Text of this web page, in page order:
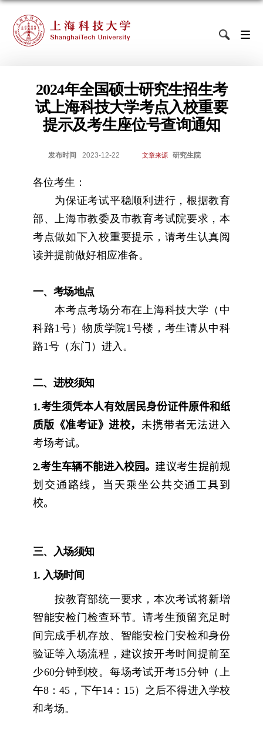
2024年全国硕士研究生招生考
试上海科技大学考点入校重要
提示及考生座位号查询通知
发布时间 2023-12-22 文章来源 研究生院
各位考生：
为保证考试平稳顺利进行，根据教育
部、上海市教委及市教育考试院要求，本
考点做如下入校重要提示，请考生认真阅
读并提前做好相应准备。
一、考场地点
本考点考场分布在上海科技大学（中
科路1号）物质学院1号楼，考生请从中科
路1号（东门）进入。
二、进校须知
1.考生须凭本人有效居民身份证件原件和纸
质版《准考证》进校， 未携带者无法进入
考场考试。
2.考生车辆不能进入校园。 建议考生提前规
划交通路线，当天乘坐公共交通工具到
校。
三、入场须知
1. 入场时间
按教育部统一要求，本次考试将新增
智能安检门检查环节。请考生预留充足时
间完成手机存放、智能安检门安检和身份
验证等入场流程，建议按开考时间提前至
少60分钟到校。每场考试开考15分钟（上
午8 ：45 ，下午14 ： 15）之后不得进入学校
和考场。